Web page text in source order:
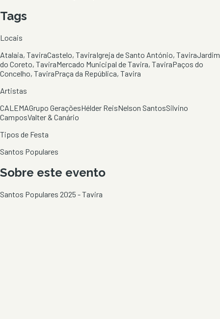
Tags
Locais
Atalaia, TaviraCastelo, TaviraIgreja de Santo António, TaviraJardim
do Coreto, TaviraMercado Municipal de Tavira, TaviraPaços do
Concelho, TaviraPraça da República, Tavira
Artistas
CALEMAGrupo GeraçõesHélder ReisNelson SantosSilvino
CamposValter & Canário
Tipos de Festa
Santos Populares
Sobre este evento
Santos Populares 2025 - Tavira